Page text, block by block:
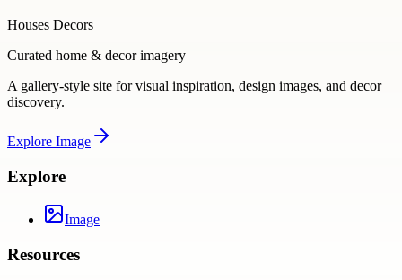
Houses Decors
Curated home & decor imagery
A gallery-style site for visual inspiration, design images, and decor
discovery.
Explore Image
Explore
Image
Resources